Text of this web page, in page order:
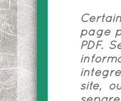
page
PDF.
site,